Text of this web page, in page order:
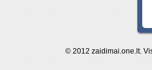
© 2012 zaidimai.one.lt.